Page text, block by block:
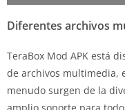
Diferentes archivos
TeraBox Mod APK está
de archivos multimedia,
menudo surgen de la
amplio soporte para